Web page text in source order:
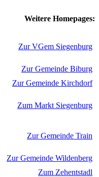
Weitere Homepages:
Zur VGem Siegenburg
Zur Gemeinde Biburg
Zur Gemeinde Kirchdorf
Zum Markt Siegenburg
Zur Gemeinde Train
Zur Gemeinde Wildenberg
Zum Zehentstadl